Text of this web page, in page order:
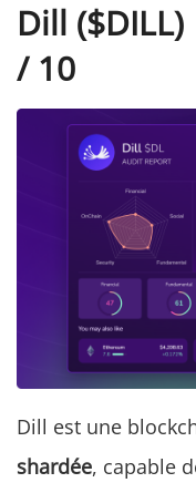
Dill
/ 10
Dill est une
shardée, capable